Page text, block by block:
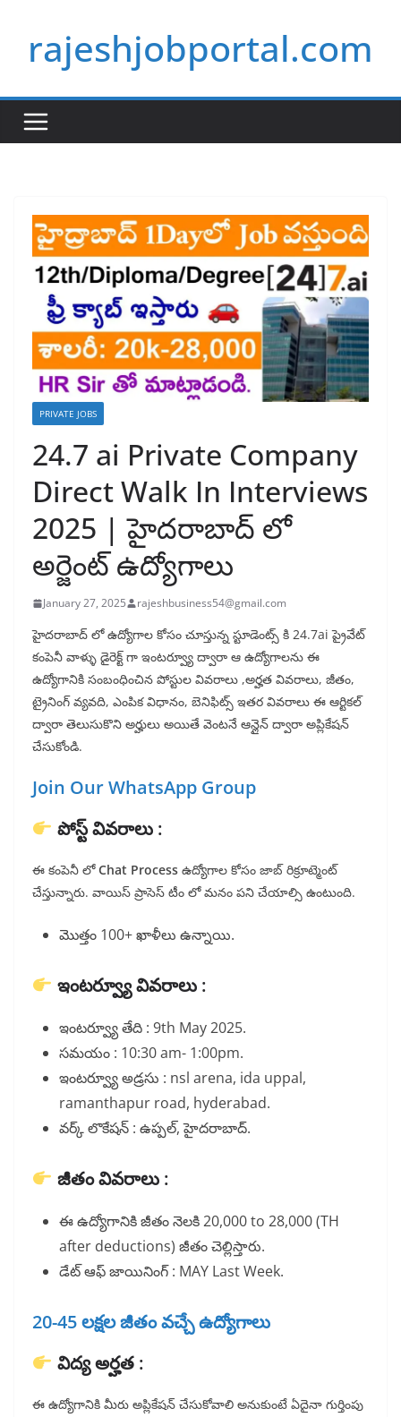
contentrajeshjobportal.com
PRIVATE JOBS
24.7 ai Private Company
Direct Walk In Interviews
2025 | హైదరాబాద్ లో
అర్జెంట్ ఉద్యోగాలు
January 27, 2025 rajeshbusiness54@gmail.com
హైదరాబాద్ లో ఉద్యోగాల కోసం చూస్తున్న స్టూడెంట్స్ కి 24.7ai ప్రైవేట్
కంపెనీ వాళ్ళు డైరెక్ట్ గా ఇంటర్వ్యూ ద్వారా ఆ ఉద్యోగాలను ఈ
ఉద్యోగానికి సంబంధించిన పోస్టుల వివరాలు ,అర్హత వివరాలు, జీతం,
ట్రైనింగ్ వ్యవది, ఎంపిక విధానం, బెనిఫిట్స్ ఇతర వివరాలు ఈ ఆర్టికల్
ద్వారా తెలుసుకొని అర్హులు అయితే వెంటనే ఆన్లైన్ ద్వారా అప్లికేషన్
చేసుకోండి.
Join Our WhatsApp Group
పోస్ట్ వివరాలు :
ఈ కంపెనీ లోChat Process ఉద్యోగాల కోసం జాబ్ రిక్రూట్మెంట్
చేస్తున్నారు. వాయిస్ ప్రాసెస్ టీం లో మనం పని చేయాల్సి ఉంటుంది.
మొత్తం 100+ ఖాళీలు ఉన్నాయి.
ఇంటర్వ్యూ వివరాలు :
ఇంటర్వ్యూ తేది : 9th May 2025.
సమయం : 10:30 am- 1:00pm.
ఇంటర్వ్యూ అడ్రసు : nsl arena, ida uppal,
ramanthapur road, hyderabad.
వర్క్ లొకేషన్ : ఉప్పల్, హైదరాబాద్.
జీతం వివరాలు :
ఈ ఉద్యోగానికి జీతం నెలకి 20,000 to 28,000 (TH
after deductions) జీతం చెల్లిస్తారు.
డేట్ ఆఫ్ జాయినింగ్ : MAY Last Week.
20-45 లక్షల జీతం వచ్చే ఉద్యోగాలు
విద్య అర్హత :
ఈ ఉద్యోగానికి మీరు అప్లికేషన్ చేసుకోవాలి అనుకుంటే ఏదైనా గుర్తింపు